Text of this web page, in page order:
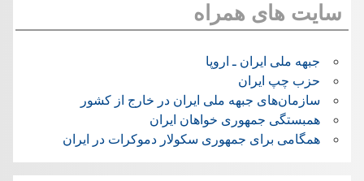
سایت های همراه
جبهه ملی ایران ـ اروپا
حزب چپ ایران
سازمان‌های جبهه ملی ایران در خارج از کشور
همبستگی جمهوری خواهان ایران
همگامی برای جمهوری سکولار دموکرات در ایران